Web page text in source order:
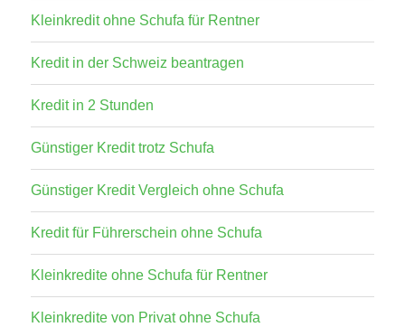
Kleinkredit ohne Schufa für Rentner
Kredit in der Schweiz beantragen
Kredit in 2 Stunden
Günstiger Kredit trotz Schufa
Günstiger Kredit Vergleich ohne Schufa
Kredit für Führerschein ohne Schufa
Kleinkredite ohne Schufa für Rentner
Kleinkredite von Privat ohne Schufa